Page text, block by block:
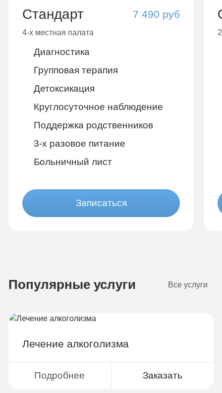
Стандарт 7 490 руб
4-х местная палата
Диагностика
Групповая терапия
Детоксикация
Круглосуточное наблюдение
Поддержка родственников
3-х разовое питание
Больничный лист
Записаться
4-х местная комната
Групповая терапия
Поддержка родственников
Популярные услуги Все услуги
Лечение алкоголизма
Подробнее Заказать